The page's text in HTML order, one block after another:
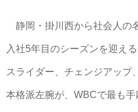
静岡・掛川西から社会人の
入社5年目のシーズンを迎え
スライダー、チェンジアップ
本格派左腕が、WBCで最も